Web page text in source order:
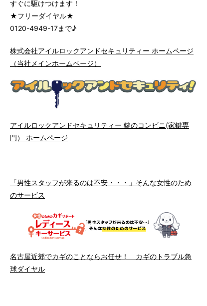
すぐに駆けつけます！
★フリーダイヤル★
0120-4949-17まで♪
株式会社アイルロックアンドセキュリティー ホームページ
（当社メインホームページ）
アイルロックアンドセキュリティー 鍵のコンビニ(家鍵専
門） ホームページ
「男性スタッフが来るのは不安・・・」そんな女性のため
のサービス
名古屋近郊でカギのことならお任せ！ カギのトラブル急
球ダイヤル